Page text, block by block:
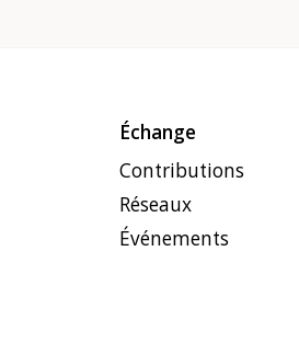
Échange
Contributions
Réseaux
Événements